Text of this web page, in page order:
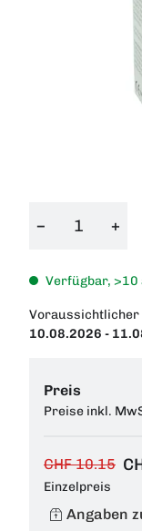
− +
Verfügbar, >10
10.08.2026 -
Preis
Preise inkl.
CHF 10.15
Einzelpreis
Angaben